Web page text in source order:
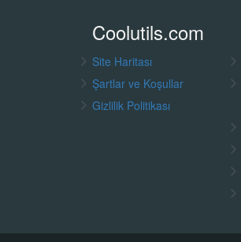
Coolutils.com
Site Haritası
Şartlar ve Koşullar
Gizlilik Politikası